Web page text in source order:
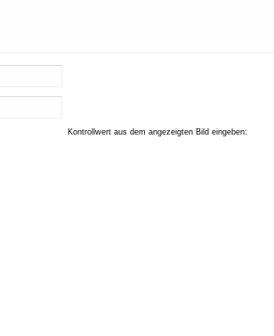
Kontrollwert aus dem angezeigten Bild eingeben: